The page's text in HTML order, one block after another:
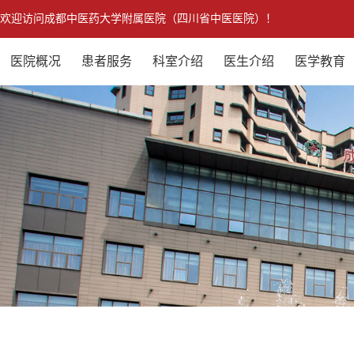
欢迎访问成都中医药大学附属医院（四川省中医医院）！
医院概况 患者服务 科室介绍 医生介绍 医学教育